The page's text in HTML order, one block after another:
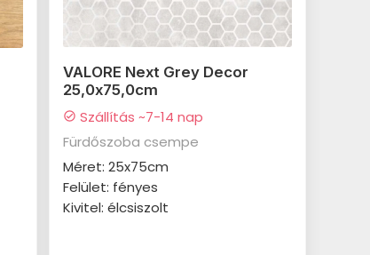
VALORE Next Grey Decor
25,0x75,0cm
check_circle Szállítás ~7-14 nap
Fürdőszoba csempe
Méret: 25x75cm
Felület: fényes
Kivitel: élcsiszolt